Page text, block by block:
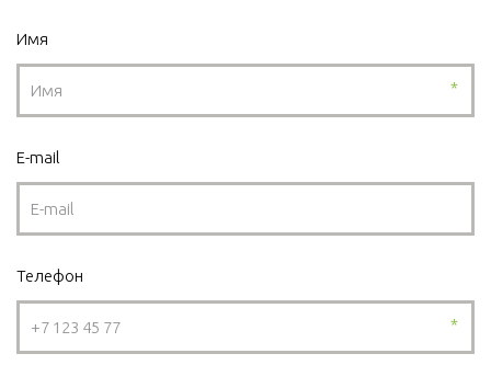
Имя
*
E-mail
Телефон
*